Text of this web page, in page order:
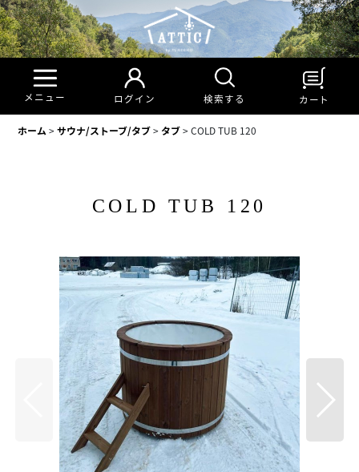
メニュー ログイン 検索する カート
ホーム >サウナ/ストーブ/タブ> タブ>COLD TUB 120
COLD TUB 120